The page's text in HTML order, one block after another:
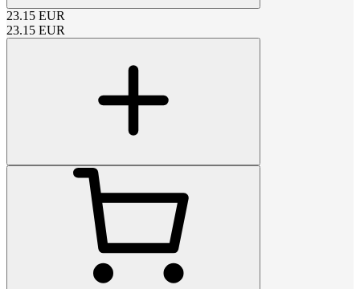
23.15 EUR
23.15 EUR